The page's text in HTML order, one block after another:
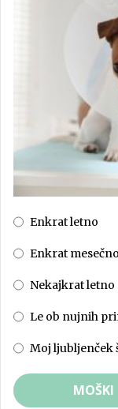
Enkrat letno
Enkrat mesečno
Nekajkrat letno
Le ob nujnih
Moj ljubljenček
MOŠKI